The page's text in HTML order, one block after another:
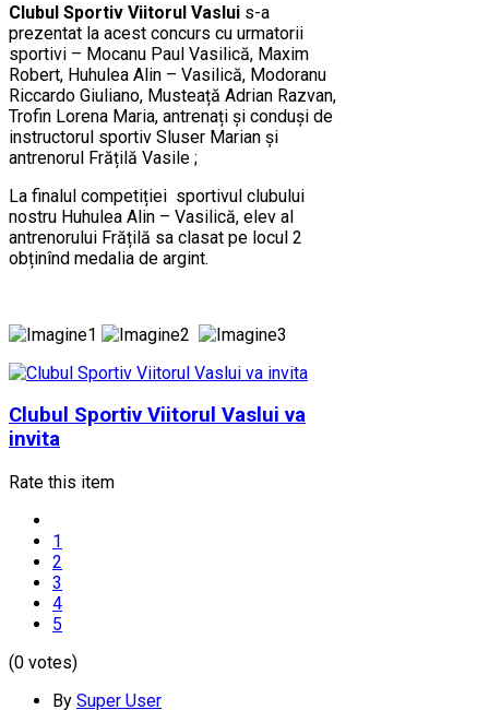
Clubul Sportiv Viitorul Vaslui s-a
prezentat la acest concurs cu urmatorii
sportivi – Mocanu Paul Vasilică, Maxim
Robert, Huhulea Alin – Vasilică, Modoranu
Riccardo Giuliano, Musteață Adrian Razvan,
Trofin Lorena Maria, antrenați și conduși de
instructorul sportiv Sluser Marian și
antrenorul Frățilă Vasile ;
La finalul competiției sportivul clubului
nostru Huhulea Alin – Vasilică, elev al
antrenorului Frățilă sa clasat pe locul 2
obținînd medalia de argint.
Clubul Sportiv Viitorul Vaslui va
invita
Rate this item
1
2
3
4
5
(0 votes)
By Super User